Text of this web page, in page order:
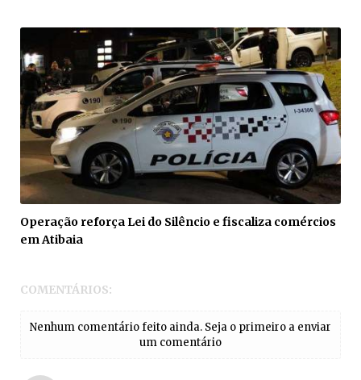
Operação reforça Lei do Silêncio e fiscaliza comércios
em Atibaia
COMENTÁRIOS:
Nenhum comentário feito ainda. Seja o primeiro a enviar
um comentário